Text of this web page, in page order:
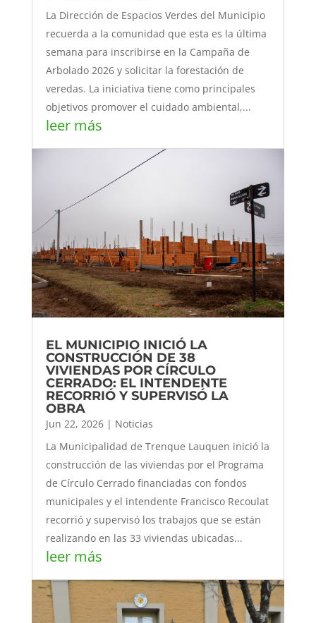
La Dirección de Espacios Verdes del Municipio
recuerda a la comunidad que esta es la última
semana para inscribirse en la Campaña de
Arbolado 2026 y solicitar la forestación de
veredas. La iniciativa tiene como principales
objetivos promover el cuidado ambiental,...
leer más
EL MUNICIPIO INICIÓ LA
CONSTRUCCIÓN DE 38
VIVIENDAS POR CÍRCULO
CERRADO: EL INTENDENTE
RECORRIÓ Y SUPERVISÓ LA
OBRA
Jun 22, 2026| Noticias
La Municipalidad de Trenque Lauquen inició la
construcción de las viviendas por el Programa
de Círculo Cerrado financiadas con fondos
municipales y el intendente Francisco Recoulat
recorrió y supervisó los trabajos que se están
realizando en las 33 viviendas ubicadas...
leer más